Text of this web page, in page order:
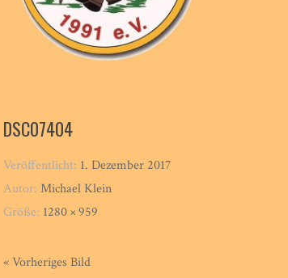
DSC07404
Veröffentlicht: 1. Dezember 2017
Autor:Michael Klein
Größe: 1280 × 959
« Vorheriges Bild